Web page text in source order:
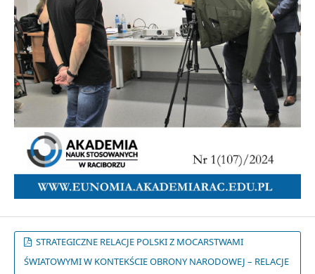
STRATEGICZNE RELACJE POLSKI Z MOCARSTWAMI
ŚWIATOWYMI W KONTEKŚCIE OBRONY NARODOWEJ – RELACJE